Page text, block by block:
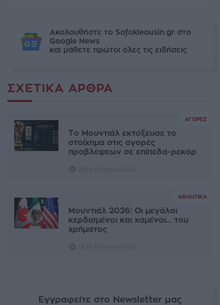
Ακολουθήστε το Sofokleousin.gr στο
Google News
και μάθετε πρώτοι όλες τις ειδήσεις
ΣΧΕΤΙΚΆ ΆΡΘΡΑ
ΑΓΟΡΈΣ
Το Μουντιάλ εκτόξευσε το
στοίχημα στις αγορές
προβλέψεων σε επίπεδα-ρεκόρ
ΑΘΛΗΤΙΚΆ
Μουντιάλ 2026: Οι μεγάλοι
κερδισμένοι και χαμένοι... του
χρήματος
Εγγραφείτε στο Newsletter μας